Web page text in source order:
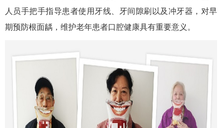
人员手把手指导患者使用牙线、牙间隙刷以及冲牙器，对早
期预防根面龋，维护老年患者口腔健康具有重要意义。